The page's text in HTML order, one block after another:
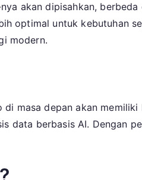
akan dipisahkan, berbeda
optimal untuk kebutuhan
modern.
masa depan akan memiliki
data berbasis AI. Dengan